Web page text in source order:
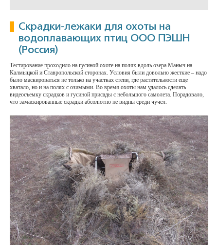
Скрадки-лежаки для охоты на
водоплавающих птиц ООО ПЭШН
(Россия)
Тестирование проходило на гусиной охоте на полях вдоль озера Маныч на
Калмыцкой и Ставропольской сторонах. Условия были довольно жесткие – надо
было маскироваться не только на участках степи, где растительности еще
хватало, но и на полях с озимыми. Во время охоты нам удалось сделать
видеосъемку скрадков и гусиной присады с небольшого самолета. Порадовало,
что замаскированные скрадки абсолютно не видны среди чучел.